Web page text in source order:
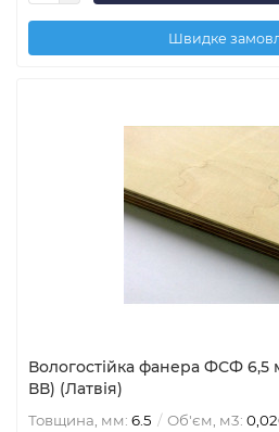
Швидке
Вологостійка фанера ФСФ 6,5
ВВ) (Латвія)
Товщина, мм: 6.5 Об'єм, м3: